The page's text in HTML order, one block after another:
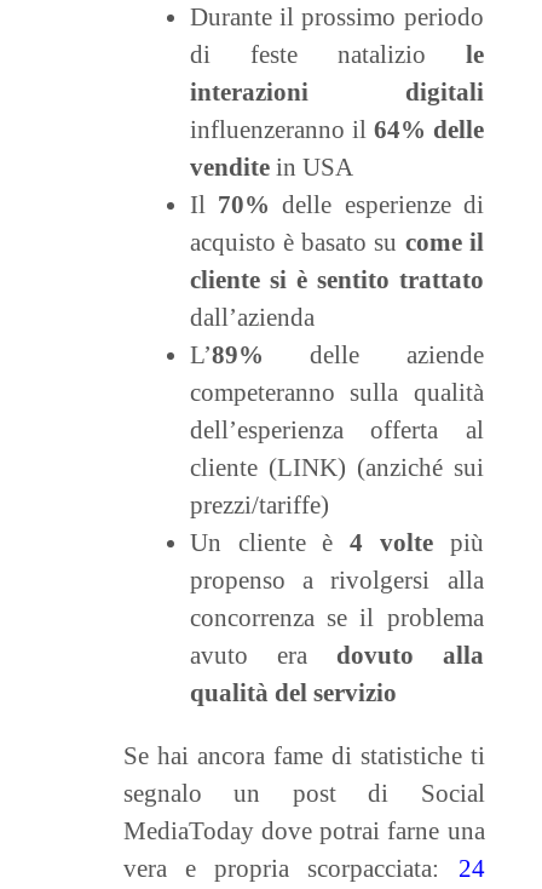
Durante il prossimo periodo
di feste natalizio le
interazioni digitali
influenzeranno il 64% delle
venditein USA
Il 70% delle esperienze di
acquisto è basato su come il
cliente si è sentito trattato
dall’azienda
L’89% delle aziende
competeranno sulla qualità
dell’esperienza offerta al
cliente (LINK) (anziché sui
prezzi/tariffe)
Un cliente è 4 volte più
propenso a rivolgersi alla
concorrenza se il problema
avuto era dovuto alla
qualità del servizio
Se hai ancora fame di statistiche ti
segnalo un post di Social
MediaToday dove potrai farne una
vera e propria scorpacciata: 24